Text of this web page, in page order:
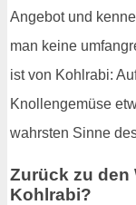
Angebot und
man keine
ist von Kohlrabi:
Knollengemüse
wahrsten Sinne
Zurück zu den
Kohlrabi?